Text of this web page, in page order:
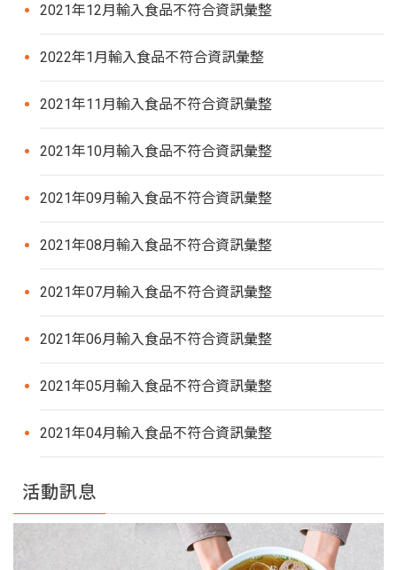
2021年12月輸入食品不符合資訊彙整
2022年1月輸入食品不符合資訊彙整
2021年11月輸入食品不符合資訊彙整
2021年10月輸入食品不符合資訊彙整
2021年09月輸入食品不符合資訊彙整
2021年08月輸入食品不符合資訊彙整
2021年07月輸入食品不符合資訊彙整
2021年06月輸入食品不符合資訊彙整
2021年05月輸入食品不符合資訊彙整
2021年04月輸入食品不符合資訊彙整
活動訊息